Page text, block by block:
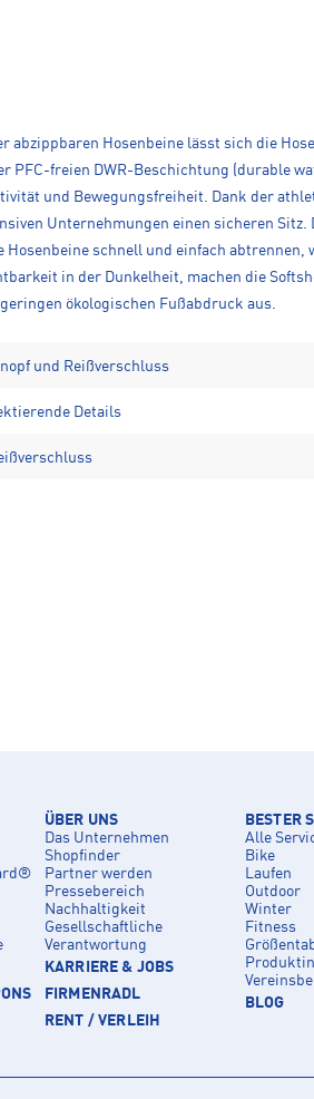
Hosenbeine lässt sich die
freien DWR-Beschichtung (durable
und Bewegungsfreiheit. Dank der
Unternehmungen einen sicheren Sitz.
schnell und einfach abtrennen,
in der Dunkelheit, machen die
ökologischen Fußabdruck aus.
und Reißverschluss
Details
ÜBER UNS
Das Unternehmen
Shopfinder
Partner werden
Pressebereich
Nachhaltigkeit
Gesellschaftliche
Verantwortung
KARRIERE & JOBS
FIRMENRADL
RENT / VERLEIH
BESTER
Alle
Bike
Laufen
Outdoor
Winter
Fitness
BLOG